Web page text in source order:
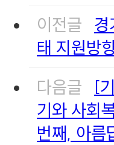
이전글
경
태 지원방
다음글
[
기와 사회
번째, 아름